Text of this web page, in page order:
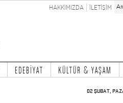
HAKKIMIZDA İLETİŞİM
EDEBİYAT KÜLTÜR & YAŞAM
02 ŞUBAT,